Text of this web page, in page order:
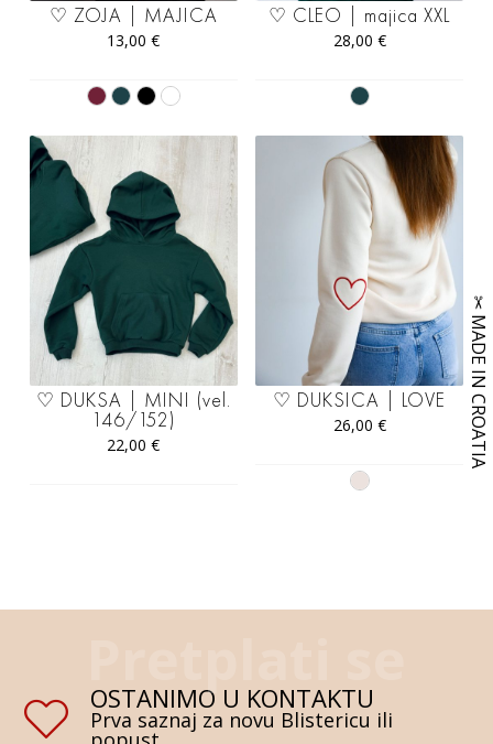
♡ ZOJA | MAJICA
13,00€
♡ CLEO | majica XXL
28,00 €
♡ DUKSA | MINI (vel.
146/152)
22,00€
♡ DUKSICA | LOVE
26,00 €
OSTANIMO U KONTAKTU
Prva saznaj za novu Blistericu ili